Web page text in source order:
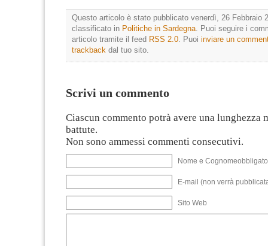
Questo articolo è stato pubblicato venerdì, 26 Febbraio
classificato in Politiche in Sardegna . Puoi seguire i
articolo tramite il feed RSS 2.0 . Puoi inviare un
trackback dal tuo sito.
Scrivi un commento
Ciascun commento potrà avere una lunghezza
battute.
Non sono ammessi commenti consecutivi.
Nome e
E-mail (non verrà
Sito Web